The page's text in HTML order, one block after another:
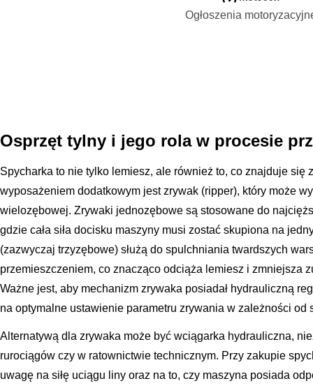
Ogłoszenia
Osprzęt tylny i jego rola w procesie
Spycharka to nie tylko lemiesz, ale również to, co znajduje się
wyposażeniem dodatkowym jest zrywak (ripper), który może
wielozębowej. Zrywaki jednozębowe są stosowane do
gdzie cała siła docisku maszyny musi zostać skupiona na
(zazwyczaj trzyzębowe) służą do spulchniania twardszych
przemieszczeniem, co znacząco odciąża lemiesz i zmniejsza
Ważne jest, aby mechanizm zrywaka posiadał hydrauliczną
na optymalne ustawienie parametru zrywania w zależności od
Alternatywą dla zrywaka może być wciągarka hydrauliczna,
rurociągów czy w ratownictwie technicznym. Przy zakupie
uwagę na siłę uciągu liny oraz na to, czy maszyna posiada